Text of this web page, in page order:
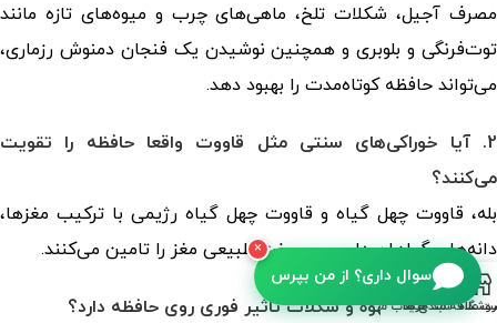
مصرف آجیل، شکلات تلخ، ماهی‌های چرب و میوه‌های تازه مانند
توت‌فرنگی و بلوبری و همچنین نوشیدن یک فنجان دمنوش رزماری،
می‌تواند حافظه کوتاه‌مدت را بهبود دهد.
2. آیا خوراکی‌های سنتی مثل قاووت واقعا حافظه را تقویت
می‌کنند؟
بله، قاووت چهل گیاه و قاووت چهل گیاه رژیمی با ترکیب مغزها،
دانه‌ها و گیاهان دارویی، سوخت طبیعی مغز را تامین می‌کنند.
3. آیا مصرف قهوه و شکلات تاثیر فوری روی حافظه دارد؟علاقه مندی ها
سبد خریدحساب من
×
سوال داری؟ از من بپرس